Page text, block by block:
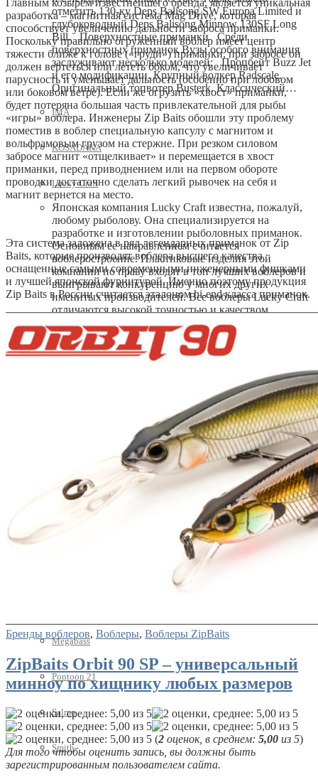
отметить 130-ку Deps Balisong SW Europa Limited и
глубоководный Deps Balisong Minnow 130SF Long
Bill. Поверхностные приманки Среди
поверхностных приманок Вузы особого внимания
заслуживают несколько моделей: Пропбейт Buzz Jet
и его модификации. Крупный волкер Radscale.
Оригинальный топвотер Busterk. Классический…
IMA
KOSADAKA
Lucky Craft
Японская компания Lucky Craft известна, пожалуй,
любому рыболову. Она специализируется на
разработке и изготовлении рыболовных приманок.
Основным ее направлением считается
воблеростроение. Пластиковые изделия этой
компании по праву входят в топ лучших воблеров и
выигрывают конкуренцию у многих других
именитых производителей. Все воблеры Lucky Craft
отличаются высокой точностью и качеством
исполнения. Кто держал эти приманки в руках, тот
сразу скажет, что мало кто может сравниться с ними
по культуре изготовления. Стойкое покрытие,
широчайшая цветовая гамма, великолепная
фурнитура и многое другое, говорит про серьезный
подход компании к своей деятельности. Lucky Craft
не штампует приманки просто так для разнообразия.
В каждой из них заложена идея. Они специально
разрабатываются под заданные условия ловли, под
рыбу, под спиннинговое направление. Чтобы
успешно ловить воблером от Лаки Крафт, нужно
сначала понять его суть, определиться с местом
применения и подобрать оптимальные варианты
анимации. Лишь тогда конкретная модель воблера
начнет радовать стабильными уловами. Кренки
Среди этого типа приманок львиную долю
занимают воблеры легкого класса. Это «буратинки»
небольшого размера и весом до 10 граммов.
Основное применение кренков от Lucky Craft в
наших условиях приходится на ловлю голавля и
другого белого хищника. Конечно, изначально
многие воблеры разрабатывались под ловлю басса,
Megabass
Pontoon 21
Salmo
Smith
Главным козырем известнейшего бренда, является уникальная
разработка – магнитная система Mag Drive, которая
способствует увеличению дальности заброса приманки.
Поскольку правильно огруженный воблер имеет центр
тяжести ближе к голове («груди») приманки, при забросе он
должен вертеться или лететь боком, что увеличивает
парусность и уменьшает дальность (особенно при лобовом
или боковом ветре). Если же огрузить «хвост» приманки,
будет потеряна большая часть привлекательной для рыбы
«игры» воблера. Инженеры Zip Baits обошли эту проблему
поместив в воблер специальную капсулу с магнитом и
вольфрамовым грузом на стержне. При резком силовом
забросе магнит «отщелкивает» и перемещается в хвост
приманки, перед приводнением или на первом обороте
проводки достаточно сделать легкий рывочек на себя и
магнит вернется на место.
Эта система заложена в ряд легендарных приманок от Zip
Baits, которые производят воблера высшего качества
оснащенные самыми современными инженерными фишками
и лучшей японской фурнитурой. Именно поэтому продукция
Zip Baits в России считается эталоном hi-end класса приманок.
Бренды воблеров, Воблеры, Воблеры ZipBaits
ZipBaits Orbit 90 SP – универсальный
минноу по хищнику любых размеров
(2 оценок, в среднем: 5,00 из 5)
Для того чтобы оценить запись, вы должны быть
зарегистрированным пользователем сайта.